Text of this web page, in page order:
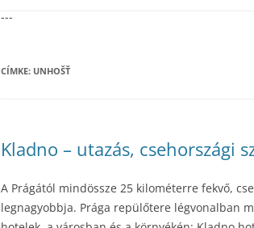
---
CÍMKE: UNHOŠŤ
Kladno – utazás, csehországi
A Prágától mindössze 25 kilométerre fekvő,
legnagyobbja. Prága repülőtere légvonalban